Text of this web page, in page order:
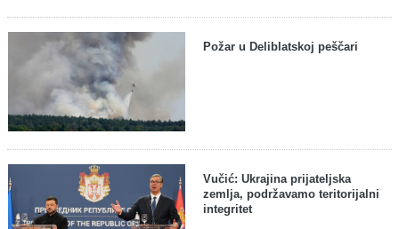
Požar u Deliblatskoj peščari
Vučić: Ukrajina prijateljska
zemlja, podržavamo teritorijalni
integritet